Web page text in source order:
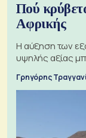
Πού
Αφρικής
Η αύξηση των
υψηλής αξίας
Γρηγόρης